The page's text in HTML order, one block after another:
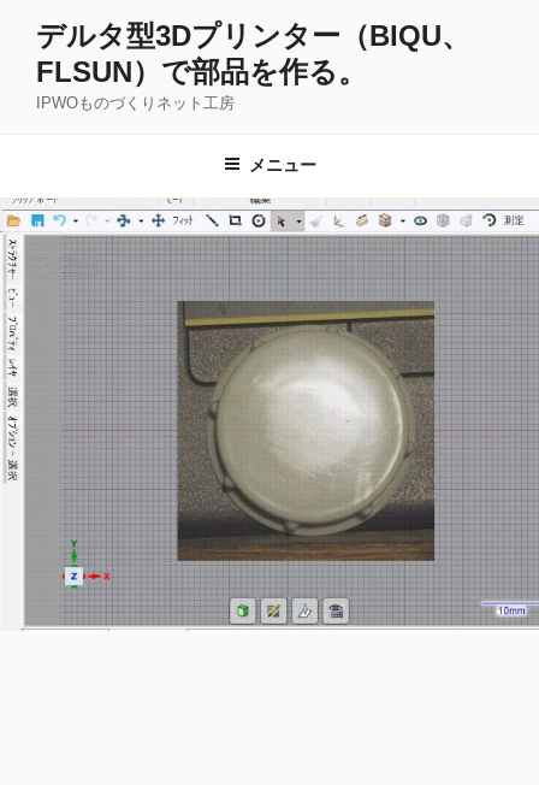
キ
ッ
プ
デルタ型3Dプリンター（BIQU、
FLSUN）で部品を作る。
IPWOものづくりネット工房
メニュー